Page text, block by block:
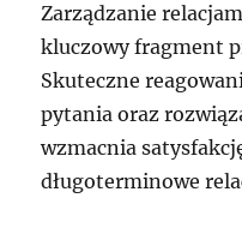
Zarządzanie
kluczowy fragment
Skuteczne
pytania oraz
wzmacnia
długoterminowe